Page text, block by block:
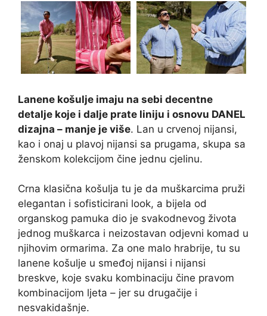
Lanene košulje imaju na sebi decentne
detalje koje i dalje prate liniju i osnovu DANEL
dizajna – manje je više. Lan u crvenoj nijansi,
kao i onaj u plavoj nijansi sa prugama, skupa sa
ženskom kolekcijom čine jednu cjelinu.
Crna klasična košulja tu je da muškarcima pruži
elegantan i sofisticirani look, a bijela od
organskog pamuka dio je svakodnevog života
jednog muškarca i neizostavan odjevni komad u
njihovim ormarima. Za one malo hrabrije, tu su
lanene košulje u smeđoj nijansi i nijansi
breskve, koje svaku kombinaciju čine pravom
kombinacijom ljeta – jer su drugačije i
nesvakidašnje.